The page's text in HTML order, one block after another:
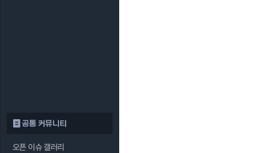
공통 커뮤니티
오픈 이슈 갤러리